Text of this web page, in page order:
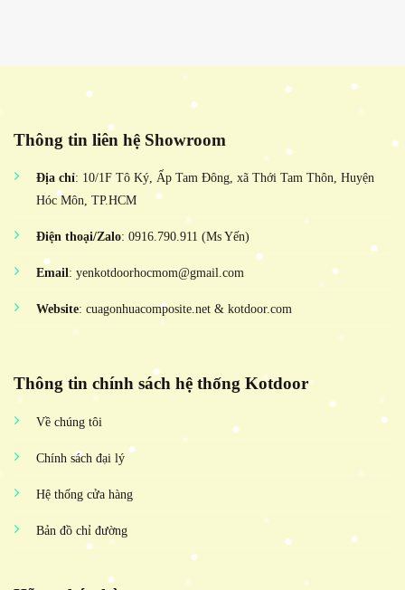
Thông tin liên hệ Showroom
Địa chỉ: 10/1F Tô Ký, Ấp Tam Đông, xã Thới Tam Thôn, Huyện
Hóc Môn, TP.HCM
Điện thoại/Zalo: 0916.790.911 (Ms Yến)
Email: yenkotdoorhocmom@gmail.com
Website: cuagonhuacomposite.net & kotdoor.com
Thông tin chính sách hệ thống Kotdoor
Về chúng tôi
Chính sách đại lý
Hệ thống cửa hàng
Bản đồ chỉ đường